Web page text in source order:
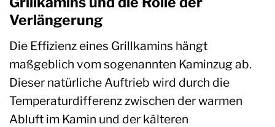
Verlängerung
Die Effizienz eines Grillkamins hängt
maßgeblich vom sogenannten Kaminzug ab.
Dieser natürliche Auftrieb wird durch die
Temperaturdifferenz zwischen der warmen
Abluft im Kamin und der kälteren